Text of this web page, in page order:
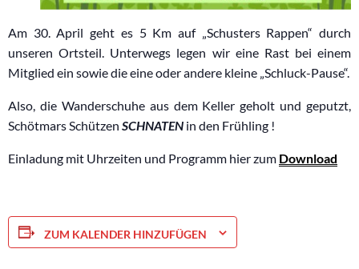
Am 30. April geht es 5 Km auf „Schusters Rappen“ durch
unseren Ortsteil. Unterwegs legen wir eine Rast bei einem
Mitglied ein sowie die eine oder andere kleine „Schluck-Pause“.
Also, die Wanderschuhe aus dem Keller geholt und geputzt,
Schötmars Schützen SCHNATEN in den Frühling !
Einladung mit Uhrzeiten und Programm hier zum Download
ZUM KALENDER HINZUFÜGEN